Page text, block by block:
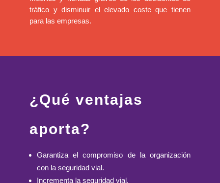
tráfico y disminuir el elevado coste que tienen
para las empresas.
¿Qué ventajas
aporta?
Garantiza el compromiso de la organización
con la seguridad vial.
Incrementa la seguridad vial.